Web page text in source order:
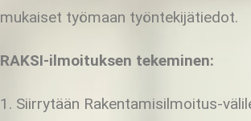
mukaiset työmaan työntekijätiedot.
RAKSI-ilmoituksen tekeminen:
Siirrytään Rakentamisilmoitus-